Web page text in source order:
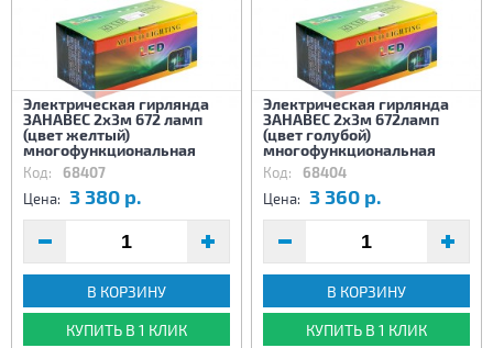
Электрическая гирлянда
ЗАНАВЕС 2х3м 672 ламп
(цвет желтый)
многофункциональная
Код: 68407
Цена: 3 380 р.
В КОРЗИНУ
КУПИТЬ В 1 КЛИК
Электрическая гирлянда
ЗАНАВЕС 2х3м 672ламп
(цвет голубой)
многофункциональная
Код: 68404
Цена: 3 360 р.
В КОРЗИНУ
КУПИТЬ В 1 КЛИК